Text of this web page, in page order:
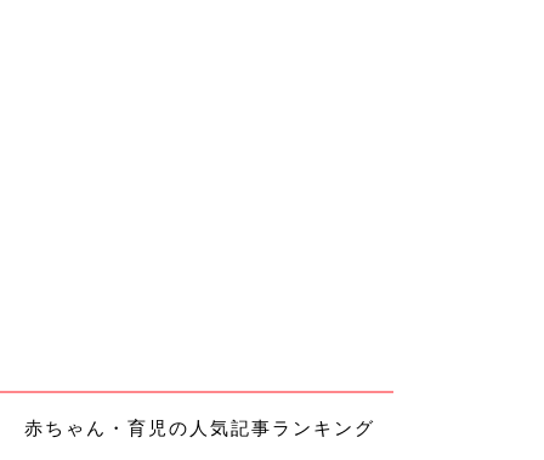
赤ちゃん・育児の人気記事ランキング